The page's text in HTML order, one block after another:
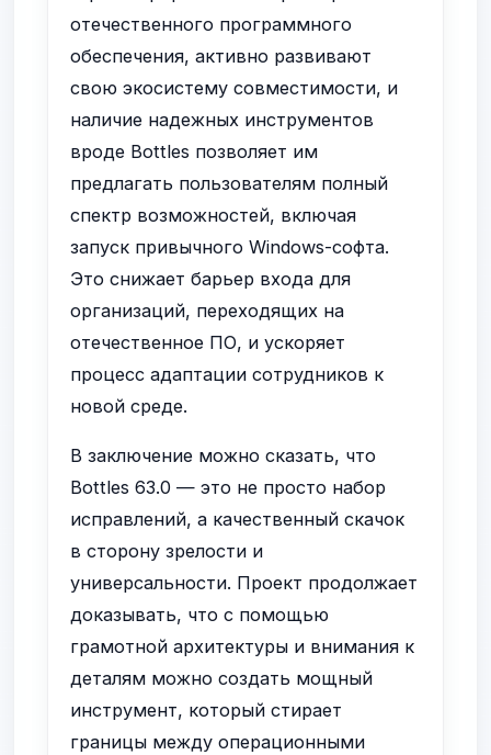
отечественного программного
обеспечения, активно развивают
свою экосистему совместимости, и
наличие надежных инструментов
вроде Bottles позволяет им
предлагать пользователям полный
спектр возможностей, включая
запуск привычного Windows-софта.
Это снижает барьер входа для
организаций, переходящих на
отечественное ПО, и ускоряет
процесс адаптации сотрудников к
новой среде.
В заключение можно сказать, что
Bottles 63.0 — это не просто набор
исправлений, а качественный скачок
в сторону зрелости и
универсальности. Проект продолжает
доказывать, что с помощью
грамотной архитектуры и внимания к
деталям можно создать мощный
инструмент, который стирает
границы между операционными